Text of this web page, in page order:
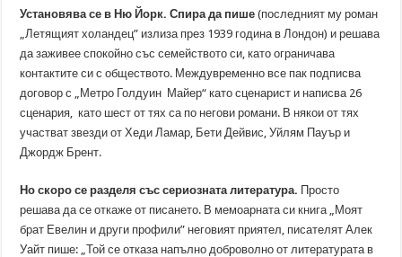
Установява се в Ню Йорк. Спира да пише (последният му роман
„Летящият холандец” излиза през 1939 година в Лондон) и решава
да заживее спокойно със семейството си, като ограничава
контактите си с обществото. Междувременно все пак подписва
договор с „Метро Голдуин Майер“ като сценарист и написва 26
сценария, като шест от тях са по негови романи. В някои от тях
участват звезди от Хеди Ламар, Бети Дейвис, Уйлям Пауър и
Джордж Брент.
Но скоро се разделя със сериозната литература. Просто
решава да се откаже от писането. В мемоарната си книга „Моят
брат Евелин и други профили” неговият приятел, писателят Алек
Уайт пише: „Той се отказа напълно доброволно от литературата в